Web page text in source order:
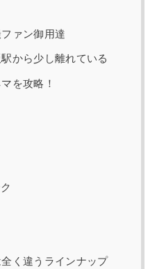
ァン御用達
から少し離れている
を攻略！
く違うラインナップ